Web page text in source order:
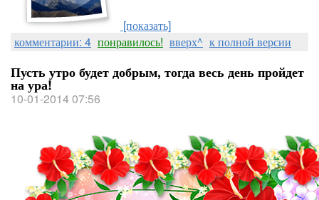
[показать]
комментарии: 4 понравилось! вверх^ к полной версии
Пусть утро будет добрым, тогда весь день пройдет
на ура!
10-01-2014 07:56